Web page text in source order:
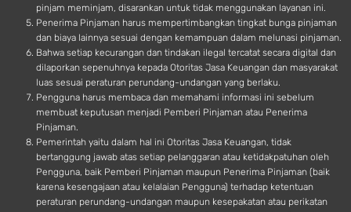
pinjam meminjam, disarankan untuk tidak menggunakan layanan ini.
Penerima Pinjaman harus mempertimbangkan tingkat bunga pinjaman
dan biaya lainnya sesuai dengan kemampuan dalam melunasi pinjaman.
Bahwa setiap kecurangan dan tindakan ilegal tercatat secara digital dan
dilaporkan sepenuhnya kepada Otoritas Jasa Keuangan dan masyarakat
luas sesuai peraturan perundang-undangan yang berlaku.
Pengguna harus membaca dan memahami informasi ini sebelum
membuat keputusan menjadi Pemberi Pinjaman atau Penerima
Pinjaman.
Pemerintah yaitu dalam hal ini Otoritas Jasa Keuangan, tidak
bertanggung jawab atas setiap pelanggaran atau ketidakpatuhan oleh
Pengguna, baik Pemberi Pinjaman maupun Penerima Pinjaman (baik
karena kesengajaan atau kelalaian Pengguna) terhadap ketentuan
peraturan perundang-undangan maupun kesepakatan atau perikatan